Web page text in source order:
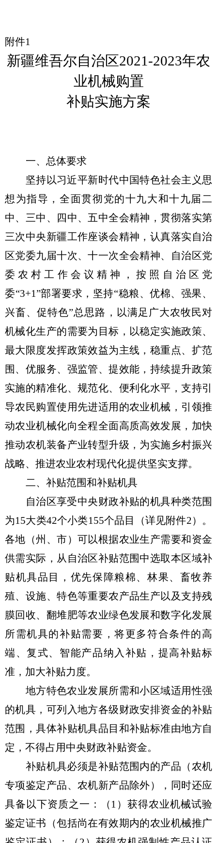
附件1
新疆维吾尔自治区2021 -2023年农
业机械购置
补贴实施方案
一、总体要求
坚持以习近平新时代中国特色社会主义思
想为指导，全面贯彻党的十九大和十九届二
中、三中、四中、五中全会精神，贯彻落实第
三次中央新疆工作座谈会精神，认真落实自治
区党委九届十次、十一次全会精神、自治区党
委农村工作会议精神，按照自治区党
委“3+1”部署要求，坚持“稳粮、优棉、强果、
兴畜、促特色”总思路，以满足广大农牧民对
机械化生产的需要为目标，以稳定实施政策、
最大限度发挥政策效益为主线，稳重点、扩范
围、优服务、强监管、提效能，持续提升政策
实施的精准化、规范化、便利化水平，支持引
导农民购置使用先进适用的农业机械，引领推
动农业机械化向全程全面高质高效发展，加快
推动农机装备产业转型升级，为实施乡村振兴
战略、推进农业农村现代化提供坚实支撑。
二、补贴范围和补贴机具
自治区享受中央财政补贴的机具种类范围
为15大类42个小类155个品目（详见附件2）。
各地（州、市）可以根据农业生产需要和资金
供需实际，从自治区补贴范围中选取本区域补
贴机具品目，优先保障粮棉、林果、畜牧养
殖、设施、特色等重要农产品生产以及支持残
膜回收、翻堆肥等农业绿色发展和数字化发展
所需机具的补贴需要，将更多符合条件的高
端、复式、智能产品纳入补贴，提高补贴标
准，加大补贴力度。
地方特色农业发展所需和小区域适用性强
的机具，可列入地方各级财政安排资金的补贴
范围，具体补贴机具品目和补贴标准由地方自
定，不得占用中央财政补贴资金。
补贴机具必须是补贴范围内的产品（农机
专项鉴定产品、农机新产品除外），同时还应
具备以下资质之一：（ 1 ）获得农业机械试验
鉴定证书（包括尚在有效期内的农业机械推广